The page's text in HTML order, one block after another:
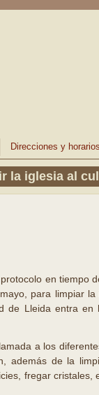
Direcciones y horarios
la iglesia al
en tiempo
para limpiar
de Lleida entra
a los
además de la
fregar